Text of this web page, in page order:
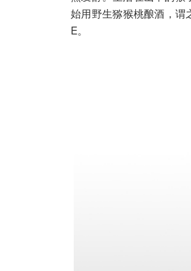
始用野生猕猴桃酿酒，谓
E。